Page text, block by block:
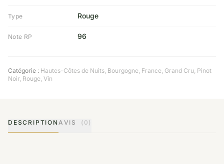
Type Rouge
Note RP 96
Catégorie : Hautes-Côtes de Nuits, Bourgogne, France, Grand Cru, Pinot
Noir, Rouge, Vin
DESCRIPTION AVIS (0)